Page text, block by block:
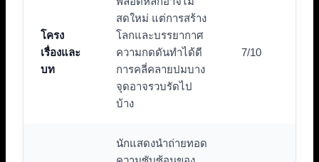
โครง
เรื่องและ
บท
สดใหม่ แต่การสร้าง
โลกและบรรยากาศ
ความกดดันทำได้ดี
การคลี่คลายปมบาง
จุดอาจรวบรัดไป
บ้าง
7/10
นักแสดงนำถ่ายทอด